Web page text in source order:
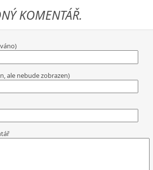
KOMENTÁŘ.
ale nebude zobrazen)